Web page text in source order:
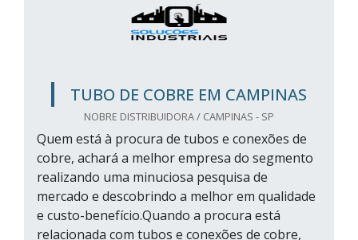
TUBO DE COBRE EM CAMPINAS
NOBRE DISTRIBUIDORA / CAMPINAS - SP
Quem está à procura de tubos e conexões de
cobre, achará a melhor empresa do segmento
realizando uma minuciosa pesquisa de
mercado e descobrindo a melhor em qualidade
e custo-benefício.Quando a procura está
relacionada com tubos e conexões de cobre,